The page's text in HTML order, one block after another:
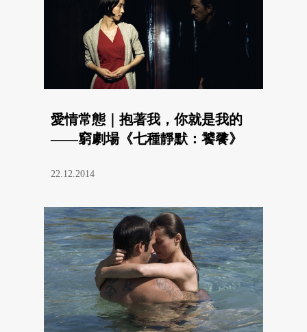
愛情常態｜抱著我，你就是我的
——窮劇場《七種靜默：饕餮》
22.12.2014